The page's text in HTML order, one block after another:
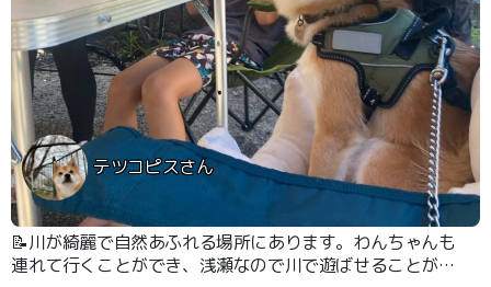
テツコピスさん
📝川が綺麗で自然あふれる場所にあります。わんちゃんも
連れて行くことができ、浅瀬なので川で遊ばせることがで